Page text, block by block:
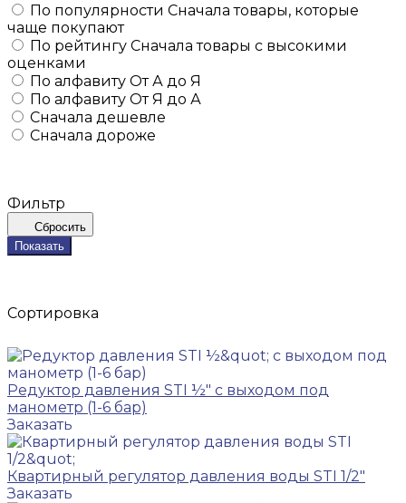
По популярности Сначала товары, которые
чаще покупают
По рейтингу Сначала товары с высокими
оценками
По алфавиту От А до Я
По алфавиту От Я до А
Сначала дешевле
Сначала дороже
Фильтр
Сбросить
Показать
Сортировка
Редуктор давления STI ½" с выходом под
манометр (1-6 бар)
Заказать
Квартирный регулятор давления воды STI 1/2"
Заказать